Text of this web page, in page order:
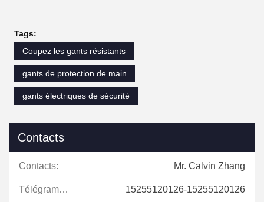
Tags:
Coupez les gants résistants
gants de protection de main
gants électriques de sécurité
Contacts
Contacts: Mr. Calvin Zhang
Télégramme: 15255120126-15255120126